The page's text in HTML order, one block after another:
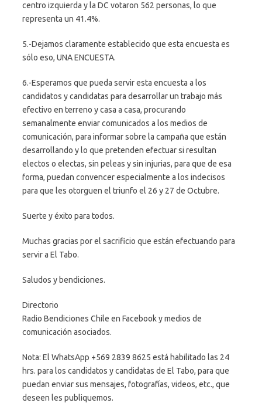
centro izquierda y la DC votaron 562 personas, lo que
representa un 41.4%.
5.-Dejamos claramente establecido que esta encuesta es
sólo eso, UNA ENCUESTA.
6.-Esperamos que pueda servir esta encuesta a los
candidatos y candidatas para desarrollar un trabajo más
efectivo en terreno y casa a casa, procurando
semanalmente enviar comunicados a los medios de
comunicación, para informar sobre la campaña que están
desarrollando y lo que pretenden efectuar si resultan
electos o electas, sin peleas y sin injurias, para que de esa
forma, puedan convencer especialmente a los indecisos
para que les otorguen el triunfo el 26 y 27 de Octubre.
Suerte y éxito para todos.
Muchas gracias por el sacrificio que están efectuando para
servir a El Tabo.
Saludos y bendiciones.
Directorio
Radio Bendiciones Chile en Facebook y medios de
comunicación asociados.
Nota: El WhatsApp +569 2839 8625 está habilitado las 24
hrs. para los candidatos y candidatas de El Tabo, para que
puedan enviar sus mensajes, fotografías, videos, etc., que
deseen les publiquemos.